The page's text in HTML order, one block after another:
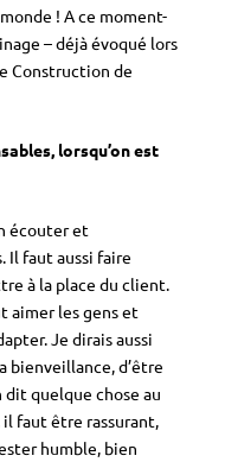
! A ce moment-
– déjà évoqué lors
Construction de
lorsqu’on est
écouter et
Il faut aussi faire
à la place du client.
aimer les gens et
Je dirais aussi
bienveillance, d’être
quelque chose au
faut être rassurant,
humble, bien